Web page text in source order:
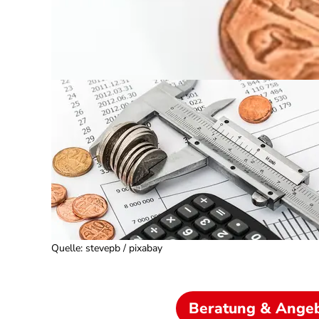
Quelle: stevepb / pixabay
Beratung &